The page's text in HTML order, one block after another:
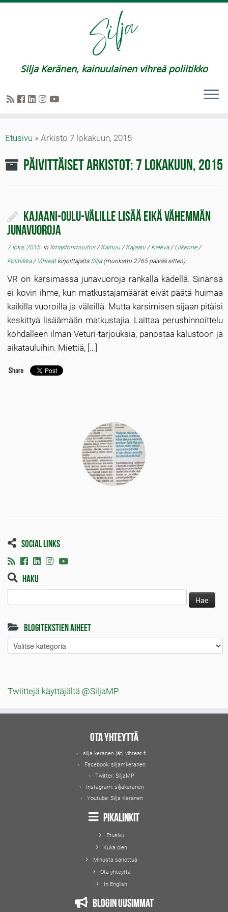
Silja Keränen, kainuulainen vihreä poliitikko
Etusivu » Arkisto 7 lokakuun, 2015
Päivittäiset arkistot: 7 lokakuun, 2015
Kajaani-Oulu-välille lisää eikä vähemmän
junavuoroja
7 loka, 2015in Ilmastonmuutos/Kainuu/Kajaani/Kaleva/Liikenne/
Politiikka/ Vihreät kirjoittajalta Silja(muokattu 2765 päivää sitten)
VR on karsimassa junavuoroja rankalla kädellä. Sinänsä
ei kovin ihme, kun matkustajamäärät eivät päätä huimaa
kaikilla vuoroilla ja väleillä. Mutta karsimisen sijaan pitäisi
keskittyä lisäämään matkustajia. Laittaa perushinnoittelu
kohdalleen ilman Veturi-tarjouksia, panostaa kalustoon ja
aikatauluihin. Miettiä, […]
Social links
Haku
Blogitekstien aiheet
Blogitekstien
aiheet
Twiittejä käyttäjältä @SiljaMP
Ota yhteyttä
silja.keranen [ät] vihreat.fi
Facebook: siljamkeranen
Twitter: SiljaMP
Instagram: siljakeranen
Youtube: Silja Keränen
Pikalinkit
Etusivu
Kuka olen
Minusta sanottua
Ota yhteyttä
In English
Blogin uusimmat